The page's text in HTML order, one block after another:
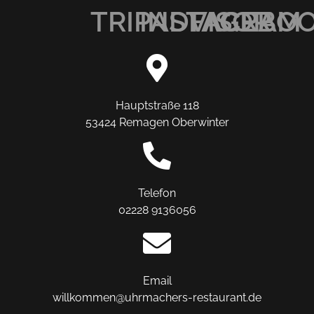
TRIPADVISOR
INSTAGRAM
Hauptstraße 118
53424 Remagen Oberwinter
Telefon
02228 9136056
Email
willkommen@uhrmachers-restaurant.de